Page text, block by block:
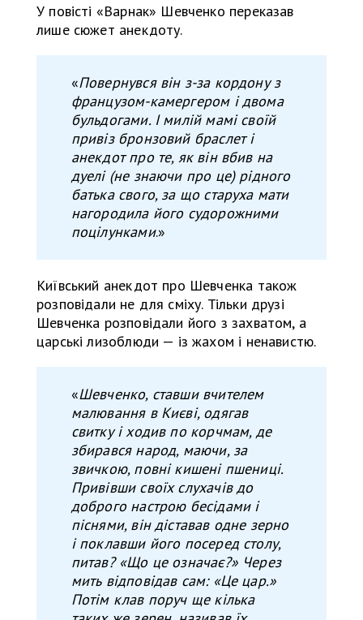
У повісті «Варнак» Шевченко переказав
лише сюжет анекдоту.
«Повернувся він з-за кордону з
французом-камергером і двома
бульдогами. І милій мамі своїй
привіз бронзовий браслет і
анекдот про те, як він вбив на
дуелі (не знаючи про це) рідного
батька свого, за що старуха мати
нагородила його судорожними
поцілунками.»
Київський анекдот про Шевченка також
розповідали не для сміху. Тільки друзі
Шевченка розповідали його з захватом, а
царські лизоблюди — із жахом і ненавистю.
«Шевченко, ставши вчителем
малювання в Києві, одягав
свитку і ходив по корчмам, де
збирався народ, маючи, за
звичкою, повні кишені пшениці.
Привівши своїх слухачів до
доброго настрою бесідами і
піснями, він діставав одне зерно
і поклавши його посеред столу,
питав? «Що це означає?» Через
мить відповідав сам: «Це цар.»
Потім клав поруч ще кілька